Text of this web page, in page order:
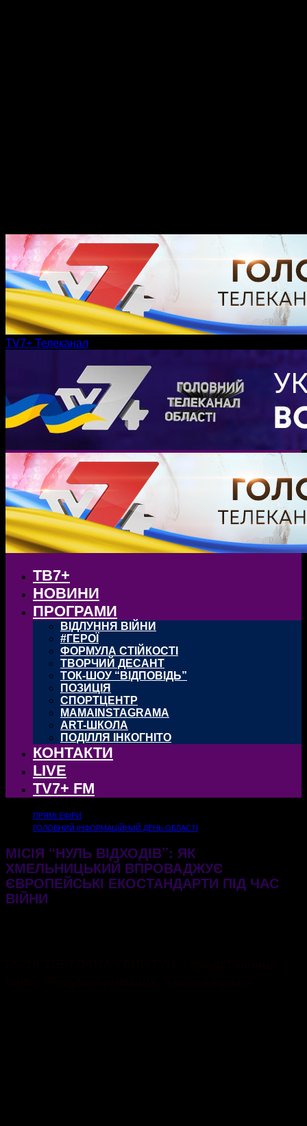
TV7+ Телеканал
ТВ7+
НОВИНИ
ПРОГРАМИ
ВІДЛУННЯ ВІЙНИ
#ГЕРОЇ
ФОРМУЛА СТІЙКОСТІ
ТВОРЧИЙ ДЕСАНТ
ТОК-ШОУ “ВІДПОВІДЬ”
ПОЗИЦІЯ
СПОРТЦЕНТР
MAMAINSTAGRAMA
ART-ШКОЛА
ПОДІЛЛЯ ІНКОГНІТО
КОНТАКТИ
LIVE
TV7+ FM
ПРЯМІ ЕФІРИ
ГОЛОВНИЙ ІНФОРМАЦІЙНИЙ ДЕНЬ ОБЛАСТІ
МІСІЯ “НУЛЬ ВІДХОДІВ”: ЯК
ХМЕЛЬНИЦЬКИЙ ВПРОВАДЖУЄ
ЄВРОПЕЙСЬКІ ЕКОСТАНДАРТИ ПІД ЧАС
ВІЙНИ